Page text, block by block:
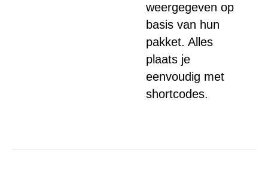
weergegeven op
basis van hun
pakket. Alles
plaats je
eenvoudig met
shortcodes.